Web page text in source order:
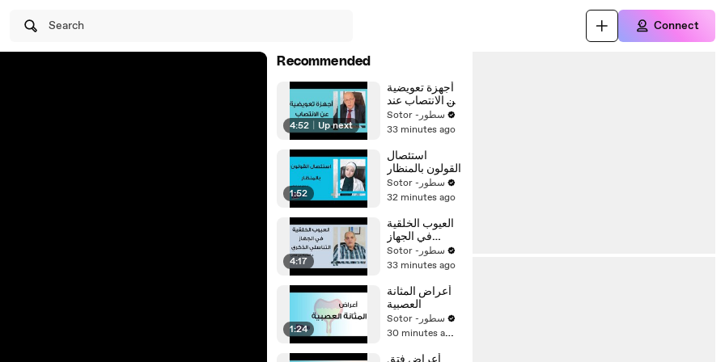
Search Connect
Recommended
4:52 Up next
أجهزة تعويضية
عن الانتصاب عند
الرجال Sotor -سطور
33 minutes ago
1:52
استئصال
القولون بالمنظار
Sotor -سطور
32 minutes ago
4:17
العيوب الخلقية
في الجهاز
التناسلي الذكري
Sotor -سطور
33 minutes ago
1:24
أعراض المثانة
العصبية
Sotor -سطور
30 minutes ago